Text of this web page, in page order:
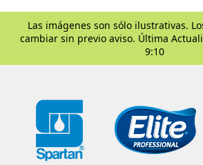
Las imágenes son sólo ilustrativas.
cambiar sin previo aviso. Última
9:10